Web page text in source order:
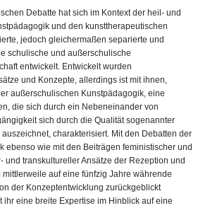
Debatte hat sich im Kontext der heil- und
und den kunsttherapeutischen
jedoch gleichermaßen separierte und
schulische und außerschulische
entwickelt. Entwickelt wurden
und Konzepte, allerdings ist mit ihnen,
außerschulischen Kunstpädagogik, eine
die sich durch ein Nebeneinander von
sich durch die Qualität sogenannter
auszeichnet, charakterisiert. Mit den Debatten der
ebenso wie mit den Beiträgen feministischer und
und transkultureller Ansätze der Rezeption und
auf eine fünfzig Jahre währende
der Konzeptentwicklung zurückgeblickt
ihr eine breite Expertise im Hinblick auf eine